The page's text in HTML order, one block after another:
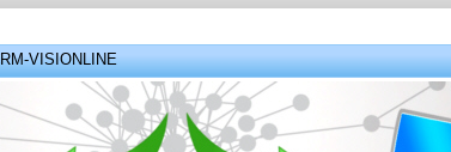
VISIONLINE